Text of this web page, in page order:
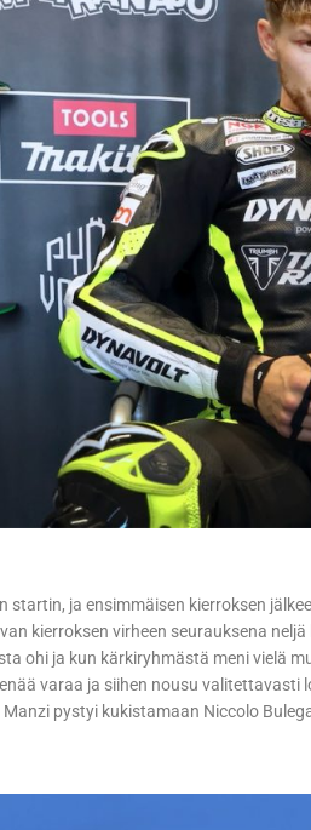
ja ensimmäisen kierroksen
kierroksen virheen seurauksena
ohi ja kun kärkiryhmästä meni vielä
varaa ja siihen nousu valitettavasti
pystyi kukistamaan Niccolo